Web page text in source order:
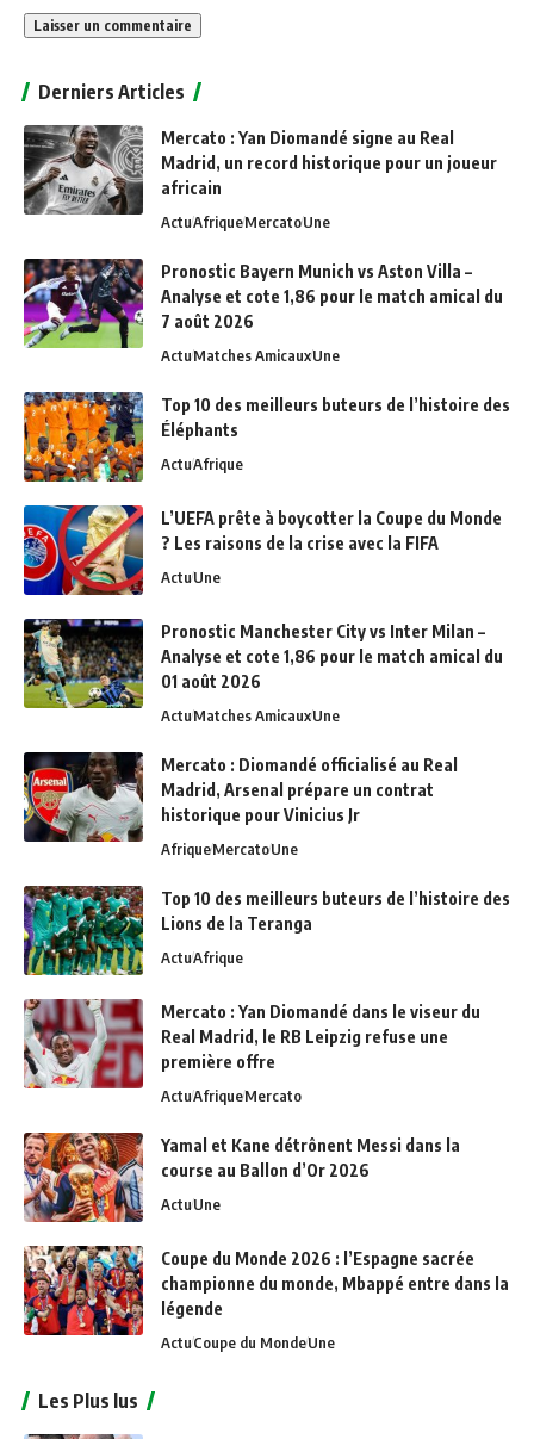
Derniers Articles
Mercato : Yan Diomandé signe au Real
Madrid, un record historique pour un joueur
africain
ActuAfriqueMercatoUne
Pronostic Bayern Munich vs Aston Villa –
Analyse et cote 1,86 pour le match amical du
7 août 2026
ActuMatches AmicauxUne
Top 10 des meilleurs buteurs de l’histoire des
Éléphants
ActuAfrique
L’UEFA prête à boycotter la Coupe du Monde
? Les raisons de la crise avec la FIFA
ActuUne
Pronostic Manchester City vs Inter Milan –
Analyse et cote 1,86 pour le match amical du
01 août 2026
ActuMatches AmicauxUne
Mercato : Diomandé officialisé au Real
Madrid, Arsenal prépare un contrat
historique pour Vinicius Jr
AfriqueMercatoUne
Top 10 des meilleurs buteurs de l’histoire des
Lions de la Teranga
ActuAfrique
Mercato : Yan Diomandé dans le viseur du
Real Madrid, le RB Leipzig refuse une
première offre
ActuAfriqueMercato
Yamal et Kane détrônent Messi dans la
course au Ballon d’Or 2026
ActuUne
Coupe du Monde 2026 : l’Espagne sacrée
championne du monde, Mbappé entre dans la
légende
ActuCoupe du MondeUne
Les Plus lus